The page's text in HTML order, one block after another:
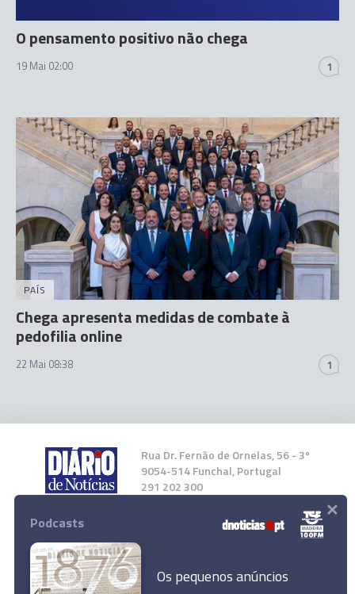
O pensamento positivo não chega
19 Mai 02:00 1
PAÍS
Chega apresenta medidas de combate à
pedofilia online
22 Mai 08:38 1
Rua Dr. Fernão de Ornelas, 56 - 3º
9054-514 Funchal, Portugal
291 202 300
Instale a nossa App
Podcasts
Os pequenos anúncios
×